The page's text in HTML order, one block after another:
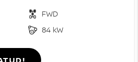
FWD
84 kW